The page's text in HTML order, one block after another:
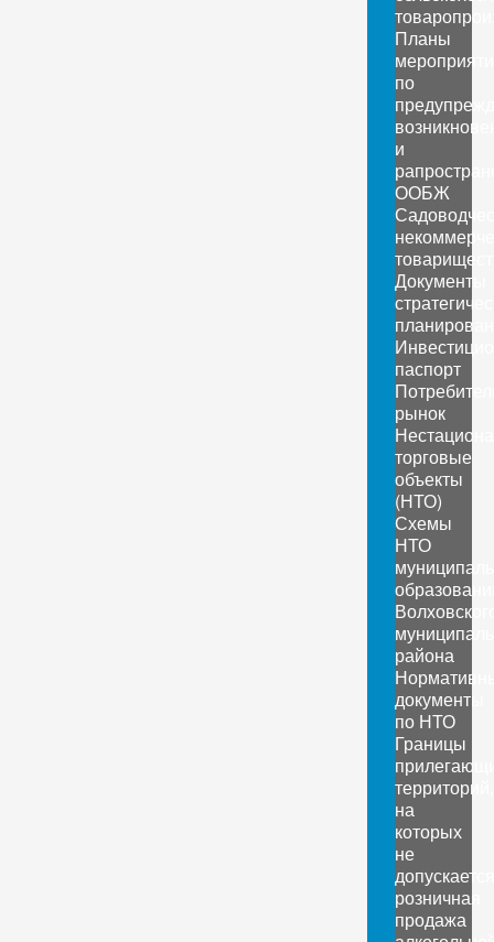
Планы
по
и
ООБЖ
Документы
паспорт
рынок
торговые
объекты
(НТО)
Схемы
НТО
района
документы
по НТО
Границы
территорий,
на
которых
не
допускается
розничная
продажа